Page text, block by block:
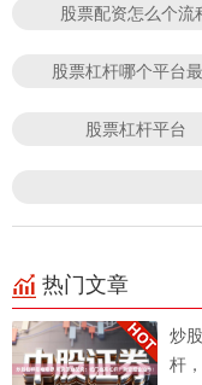
股票配资怎么个流
股票杠杆哪个平台
股票杠杆平台
热门文章
炒
杆